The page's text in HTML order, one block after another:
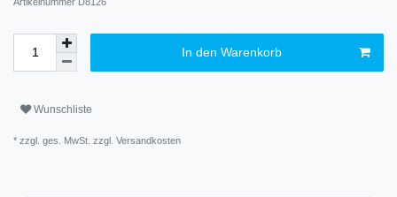
In den Warenkorb
Wunschliste
* zzgl. ges. MwSt. zzgl. Versandkosten